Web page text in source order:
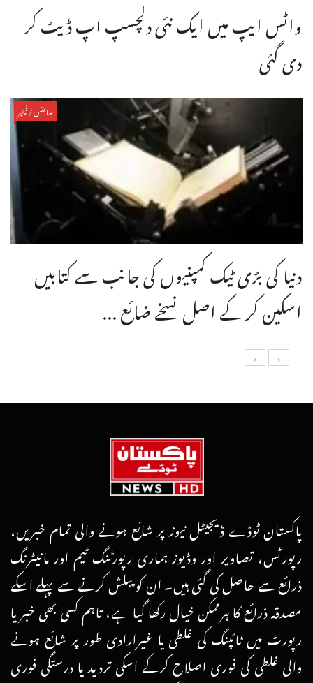
واٹس ایپ میں ایک نئی دلچسپ اپ ڈیٹ کر
دی گئی
سائنس/فیچر
دنیا کی بڑی ٹیک کمپنیوں کی جانب سے کتابیں
اسکین کر کے اصل نسخے ضائع ...
پاکستان ٹوڈے ڈیجیٹل نیوز پر شائع ہونے والی تمام خبریں،
رپورٹس، تصاویر اور وڈیوز ہماری رپورٹنگ ٹیم اور مانیٹرنگ
ذرائع سے حاصل کی گئی ہیں۔ ان کو پبلش کرنے سے پہلے اسکے
مصدقہ ذرائع کا ہرممکن خیال رکھا گیا ہے، تاہم کسی بھی خبر یا
رپورٹ میں ٹائپنگ کی غلطی یا غیرارادی طور پر شائع ہونے
والی غلطی کی فوری اصلاح کرکے اسکی تردید یا درستگی فوری